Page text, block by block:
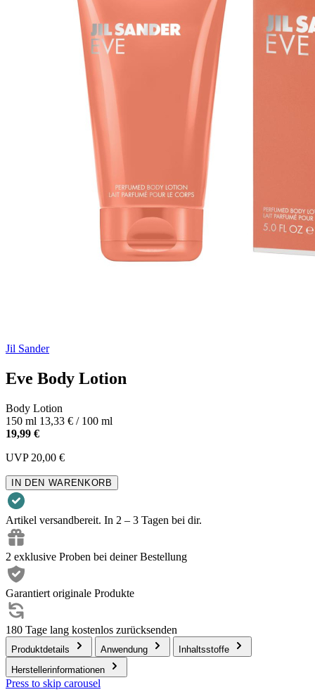
Jil Sander
Eve Body Lotion
Body Lotion
150 ml 13,33 € / 100 ml
19,99 €
UVP 20,00 €
IN DEN WARENKORB
Artikel versandbereit. In 2 – 3 Tagen bei dir.
2 exklusive Proben bei deiner Bestellung
Garantiert originale Produkte
180 Tage lang kostenlos zurücksenden
Produktdetails Anwendung
Inhaltsstoffe
Herstellerinformationen
Press to skip carousel